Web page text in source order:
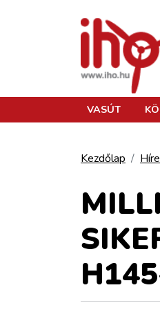
ELLÁTÁSI LÁNC
VASÚT
Kezdőlap